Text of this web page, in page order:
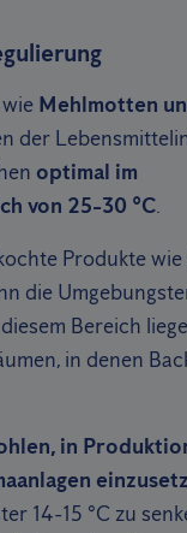
Mehlmotten
der
optimal im
von 25-30 °C.
Produkte
die
Bereich
in denen
in
14-15 °C zu